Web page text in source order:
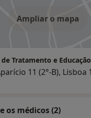
Ampliar o mapa
Tratamento e
11 (2°-B), Lisboa
os médicos (2)